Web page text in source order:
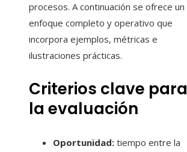
procesos. A continuación se ofrece un
enfoque completo y operativo que
incorpora ejemplos, métricas e
ilustraciones prácticas.
Criterios clave para
la evaluación
Oportunidad: tiempo entre la